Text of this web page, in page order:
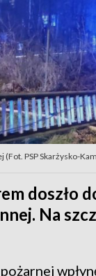
PSP Skarżysko-
doszło
Na